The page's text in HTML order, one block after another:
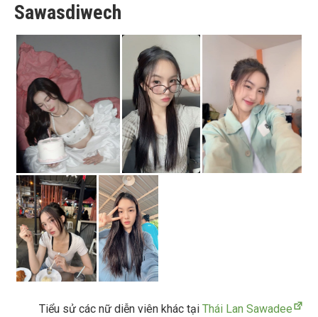
Sawasdiwech
Tiểu sử các nữ diễn viên khác tại Thái Lan Sawadee